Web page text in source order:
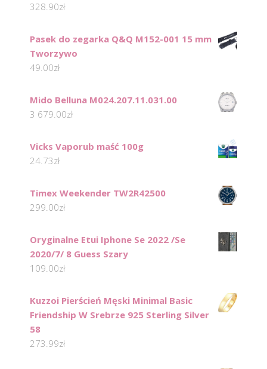
328.90zł
Pasek do zegarka Q&Q M152-001 15 mm
Tworzywo
49.00zł
Mido Belluna M024.207.11.031.00
3 679.00zł
Vicks Vaporub maść 100g
24.73zł
Timex Weekender TW2R42500
299.00zł
Oryginalne Etui Iphone Se 2022 /Se
2020/7/ 8 Guess Szary
109.00zł
Kuzzoi Pierścień Męski Minimal Basic
Friendship W Srebrze 925 Sterling Silver
58
273.99zł